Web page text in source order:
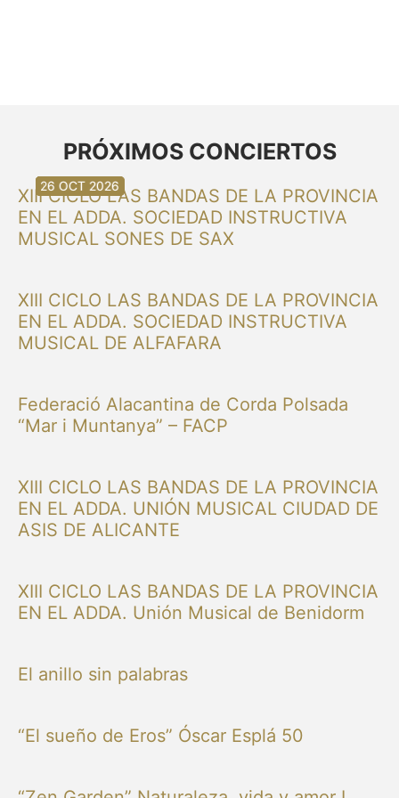
PRÓXIMOS CONCIERTOS
XIII CICLO LAS BANDAS DE LA PROVINCIA
EN EL ADDA. SOCIEDAD INSTRUCTIVA
MUSICAL SONES DE SAX
30 AGO 2026
XIII CICLO LAS BANDAS DE LA PROVINCIA
EN EL ADDA. SOCIEDAD INSTRUCTIVA
MUSICAL DE ALFAFARA
30 AGO 2026
Federació Alacantina de Corda Polsada
“Mar i Muntanya” – FACP
13 SEP 2026
XIII CICLO LAS BANDAS DE LA PROVINCIA
EN EL ADDA. UNIÓN MUSICAL CIUDAD DE
ASIS DE ALICANTE
20 SEP 2026
XIII CICLO LAS BANDAS DE LA PROVINCIA
EN EL ADDA. Unión Musical de Benidorm
20 SEP 2026
El anillo sin palabras
26 SEP 2026
“El sueño de Eros” Óscar Esplá 50
03 OCT 2026
16 OCT 2026
26 OCT 2026